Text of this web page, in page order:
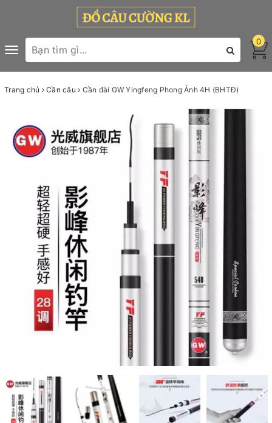
Toggle
navigation
0
Trang chủ Cần câu Cần đài GW Yingfeng Phong Ảnh 4H (BHTĐ)